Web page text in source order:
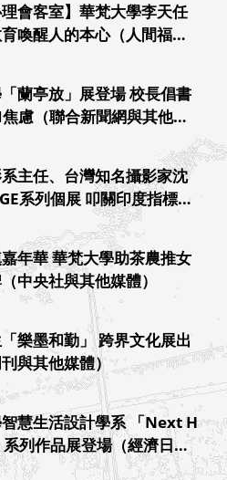
理會客室】華梵大學李天任
喚醒人的本心（人間福
蘭亭放」展登場 校長倡書
慮（聯合新聞網與其他媒
主任、台灣知名攝影家沈
系列個展 叩關印度指標場
時報與其他國際媒體）
年華 華梵大學助茶農推女
中央社與其他媒體）
樂墨和勤」 跨界文化展出
刊與其他媒體）
慧生活設計學系 「Next H
列作品展登場（經濟日